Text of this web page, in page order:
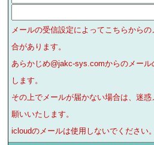
メールの受信設定によってこちらから
合があります。
あらかじめ@jakc-sys.comからのメー
します。
その上でメールが届かない場合は、迷
願いいたします。
icloudのメールは使用しないでください。